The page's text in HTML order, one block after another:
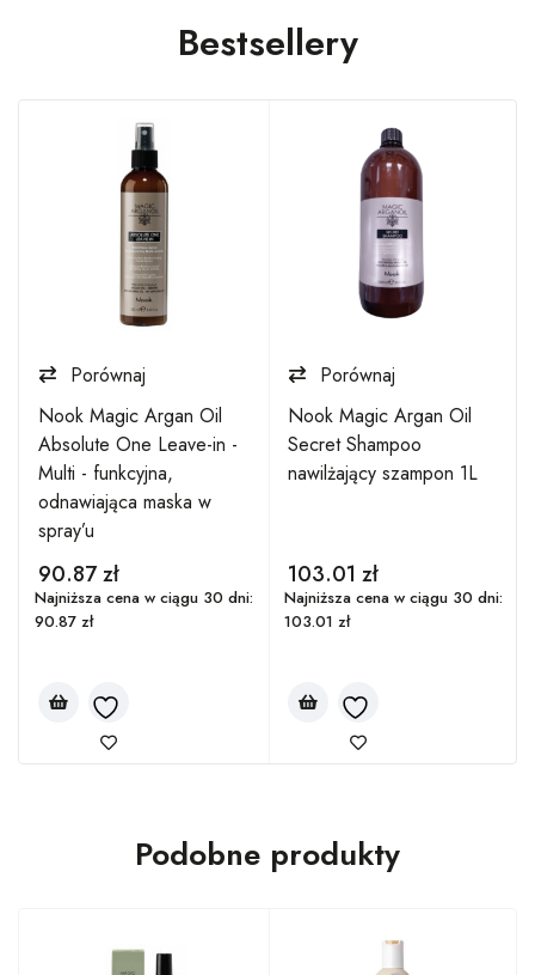
Bestsellery
Porównaj
Nook Magic Argan Oil
Absolute One Leave-in -
Multi - funkcyjna,
odnawiająca maska w
spray’u
90.87zł
Najniższa cena w ciągu 30 dni:
90.87 zł
Porównaj
Nook Magic Argan Oil
Secret Shampoo
nawilżający szampon 1L
103.01 zł
Najniższa cena w ciągu 30 dni:
103.01 zł
Podobne produkty